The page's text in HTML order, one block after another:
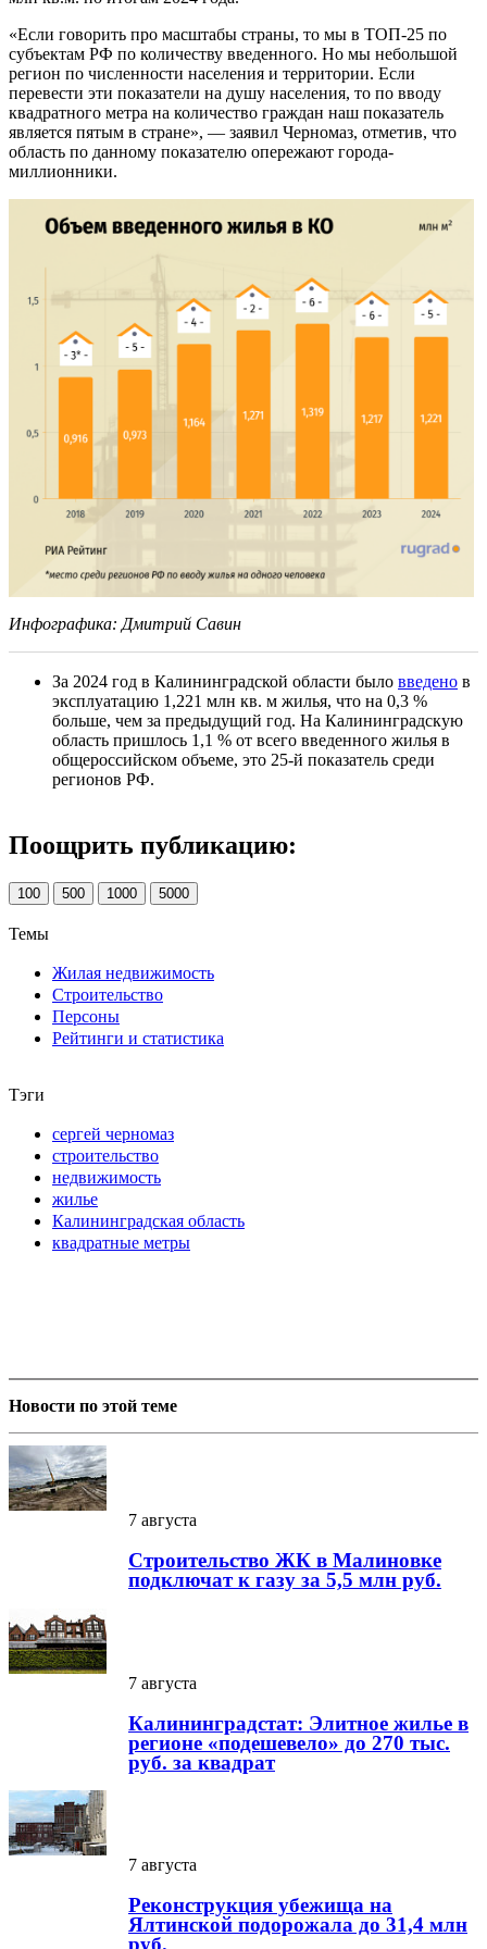
«Если говорить про масштабы страны, то мы в ТОП-25 по
субъектам РФ по количеству введенного. Но мы небольшой
регион по численности населения и территории. Если
перевести эти показатели на душу населения, то по вводу
квадратного метра на количество граждан наш показатель
является пятым в стране», — заявил Черномаз, отметив, что
область по данному показателю опережают города-
миллионники.
Инфографика: Дмитрий Савин
За 2024 год в Калининградской области было введено в
эксплуатацию 1,221 млн кв. м жилья, что на 0,3 %
больше, чем за предыдущий год. На Калининградскую
область пришлось 1,1 % от всего введенного жилья в
общероссийском объеме, это 25-й показатель среди
регионов РФ.
Поощрить публикацию:
100 500 1000 5000
Темы
Жилая недвижимость
Строительство
Персоны
Рейтинги и статистика
Тэги
сергей черномаз
строительство
недвижимость
жилье
Калининградская область
квадратные метры
Новости по этой теме
7 августа
Строительство ЖК в Малиновке
подключат к газу за 5,5 млн руб.
7 августа
Калининградстат: Элитное жилье в
регионе «подешевело» до 270 тыс.
руб. за квадрат
7 августа
Реконструкция убежища на
Ялтинской подорожала до 31,4 млн
руб.